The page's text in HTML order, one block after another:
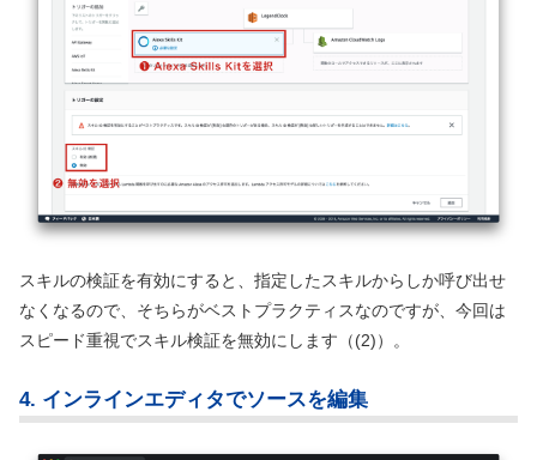
スキルの検証を有効にすると、指定したスキルからしか呼び出せ
なくなるので、そちらがベストプラクティスなのですが、今回は
スピード重視でスキル検証を無効にします（(2)）。
4. インラインエディタでソースを編集